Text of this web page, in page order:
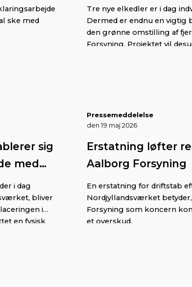
ske med
Tre nye elkedler er i dag
Dermed er endnu en vigtig
den grønne omstilling af
Forsyning. Projektet vil
sig
i dag
bliver
i
en fysisk
Pressemeddelelse
den 19 maj 2026
Erstatning løfter
Aalborg Forsyning
En erstatning for driftstab
Nordjyllandsværket
Forsyning som koncern
et overskud.